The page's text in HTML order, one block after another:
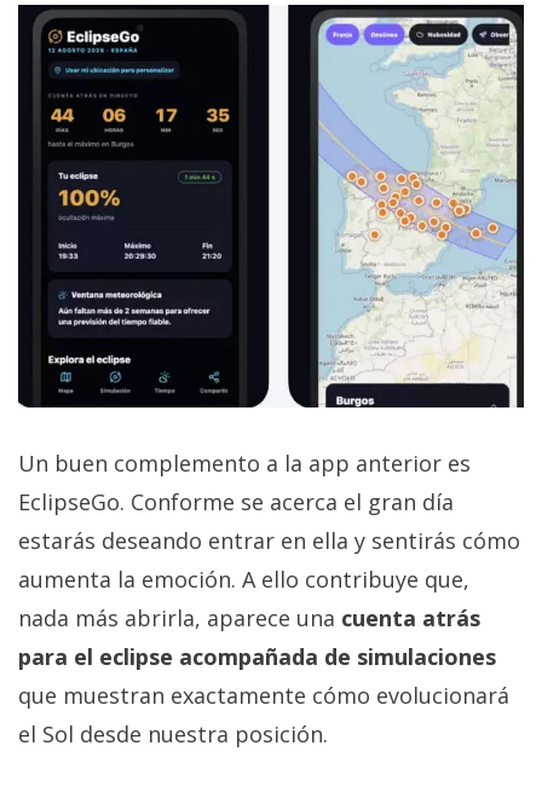
Un buen complemento a la app anterior es
EclipseGo. Conforme se acerca el gran día
estarás deseando entrar en ella y sentirás cómo
aumenta la emoción. A ello contribuye que,
nada más abrirla, aparece una cuenta atrás
para el eclipse acompañada de simulaciones
que muestran exactamente cómo evolucionará
el Sol desde nuestra posición.